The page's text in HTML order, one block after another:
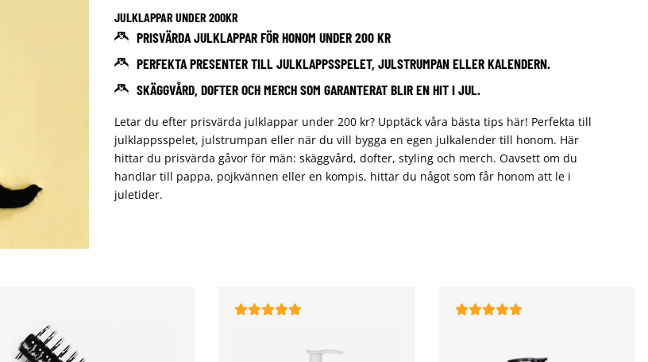
JULKLAPPAR UNDER 200KR
PRISVÄRDA JULKLAPPAR FÖR HONOM UNDER 200 KR
PERFEKTA PRESENTER TILL JULKLAPPSSPELET, JULSTRUMPAN ELLER KALENDERN.
SKÄGGVÅRD, DOFTER OCH MERCH SOM GARANTERAT BLIR EN HIT I JUL.
Letar du efter prisvärda julklappar under 200 kr? Upptäck våra bästa tips här! Perfekta till
julklappsspelet, julstrumpan eller när du vill bygga en egen julkalender till honom. Här
hittar du prisvärda gåvor för män: skäggvård, dofter, styling och merch. Oavsett om du
handlar till pappa, pojkvännen eller en kompis, hittar du något som får honom att le i
juletider.